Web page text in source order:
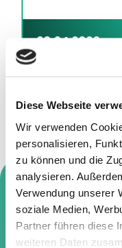
Diese Webseite
Wir verwenden
personalisieren,
zu können und die
analysieren.
Verwendung unserer
soziale Medien,
Partner führen diese
weiteren Daten
29.04.2026
Beratung der SC
Kontaktieren